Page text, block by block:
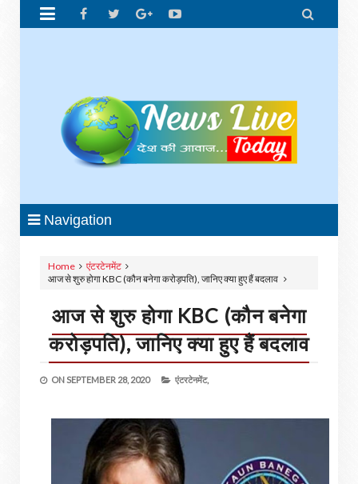
 
Navigation
Home
एंटरटेनमेंट
आज से शुरु होगा KBC (कौन बनेगा करोड़पति), जानिए क्या हुए हैं बदलाव
आज से शुरु होगा KBC (कौन बनेगा
करोड़पति), जानिए क्या हुए हैं बदलाव
ONSEPTEMBER 28, 2020 एंटरटेनमेंट,